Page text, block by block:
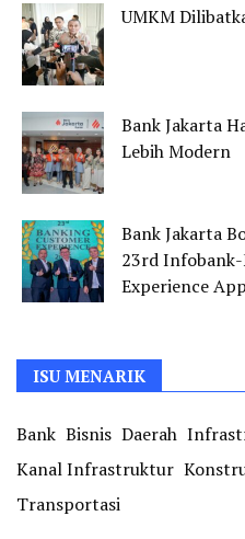
UMKM
Bank Jakarta
Lebih Modern
Bank Jakarta
23rd
Experience
ISU MENARIK
Bank Bisnis Daerah
Kanal Infrastruktur
Transportasi